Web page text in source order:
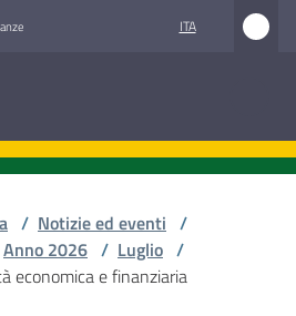
ITA
/ Notizie ed eventi /
Anno 2026 / Luglio /
economica e finanziaria